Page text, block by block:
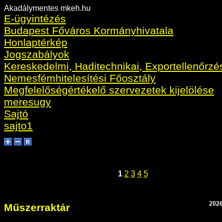
Akadálymentes mkeh.hu
E-ügyintézés
Budapest Főváros Kormányhivatala
Honlaptérkép
Jogszabályok
Kereskedelmi, Haditechnikai,
Nemesfémhitelesítési Főosztály
Megfelelőségértékelő szervezetek kijelölése
meresugy
Sajtó
sajto1
1 2 3 4 5
Műszerraktár